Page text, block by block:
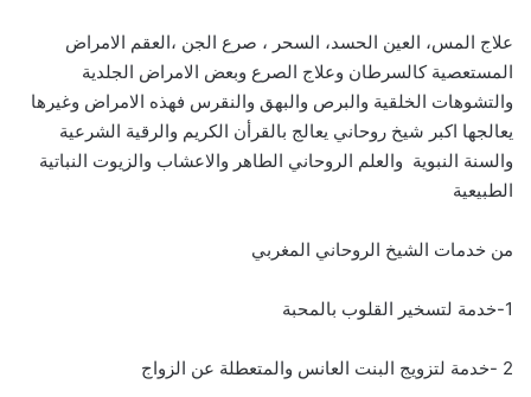
علاج المس، العين الحسد، السحر ، صرع الجن ،العقم الامراض
المستعصية كالسرطان وعلاج الصرع وبعض الامراض الجلدية
والتشوهات الخلقية والبرص والبهق والنقرس فهذه الامراض وغيرها
يعالجها اكبر شيخ روحاني يعالج بالقرأن الكريم والرقية الشرعية
والسنة النبوية والعلم الروحاني الطاهر والاعشاب والزيوت النباتية
الطبيعية
من خدمات الشيخ الروحاني المغربي
1-خدمة لتسخير القلوب بالمحبة
2 -خدمة لتزويج البنت العانس والمتعطلة عن الزواج